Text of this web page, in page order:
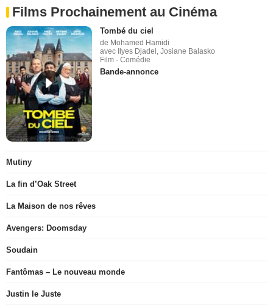
Films Prochainement au Cinéma
Tombé du ciel
de Mohamed Hamidi
avec Ilyes Djadel, Josiane Balasko
Film - Comédie
Bande-annonce
Mutiny
La fin d’Oak Street
La Maison de nos rêves
Avengers: Doomsday
Soudain
Fantômas – Le nouveau monde
Justin le Juste